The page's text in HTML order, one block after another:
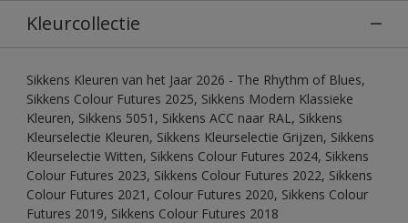
Kleurcollectie
Sikkens Kleuren van het Jaar 2026 - The Rhythm of Blues,
Sikkens Colour Futures 2025, Sikkens Modern Klassieke
Kleuren, Sikkens 5051, Sikkens ACC naar RAL, Sikkens
Kleurselectie Kleuren, Sikkens Kleurselectie Grijzen, Sikkens
Kleurselectie Witten, Sikkens Colour Futures 2024, Sikkens
Colour Futures 2023, Sikkens Colour Futures 2022, Sikkens
Colour Futures 2021, Colour Futures 2020, Sikkens Colour
Futures 2019, Sikkens Colour Futures 2018